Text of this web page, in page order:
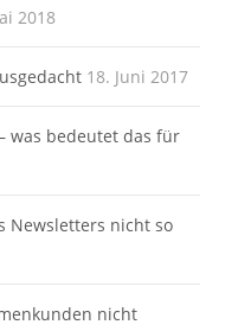
2018
18. Juni 2017
was bedeutet das für
Newsletters nicht so
nicht